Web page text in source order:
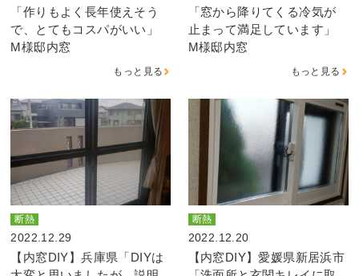
「作りもよく長年使えそう
で、とてもコスパがいい」
M様邸内窓
もっと見る
「窓から降りてくる冷気が
止まって満足しています」
M様邸内窓
もっと見る
断熱
2022.12.29
【内窓DIY】兵庫県「DIYは
断熱
2022.12.20
【内窓DIY】愛媛県新居浜市